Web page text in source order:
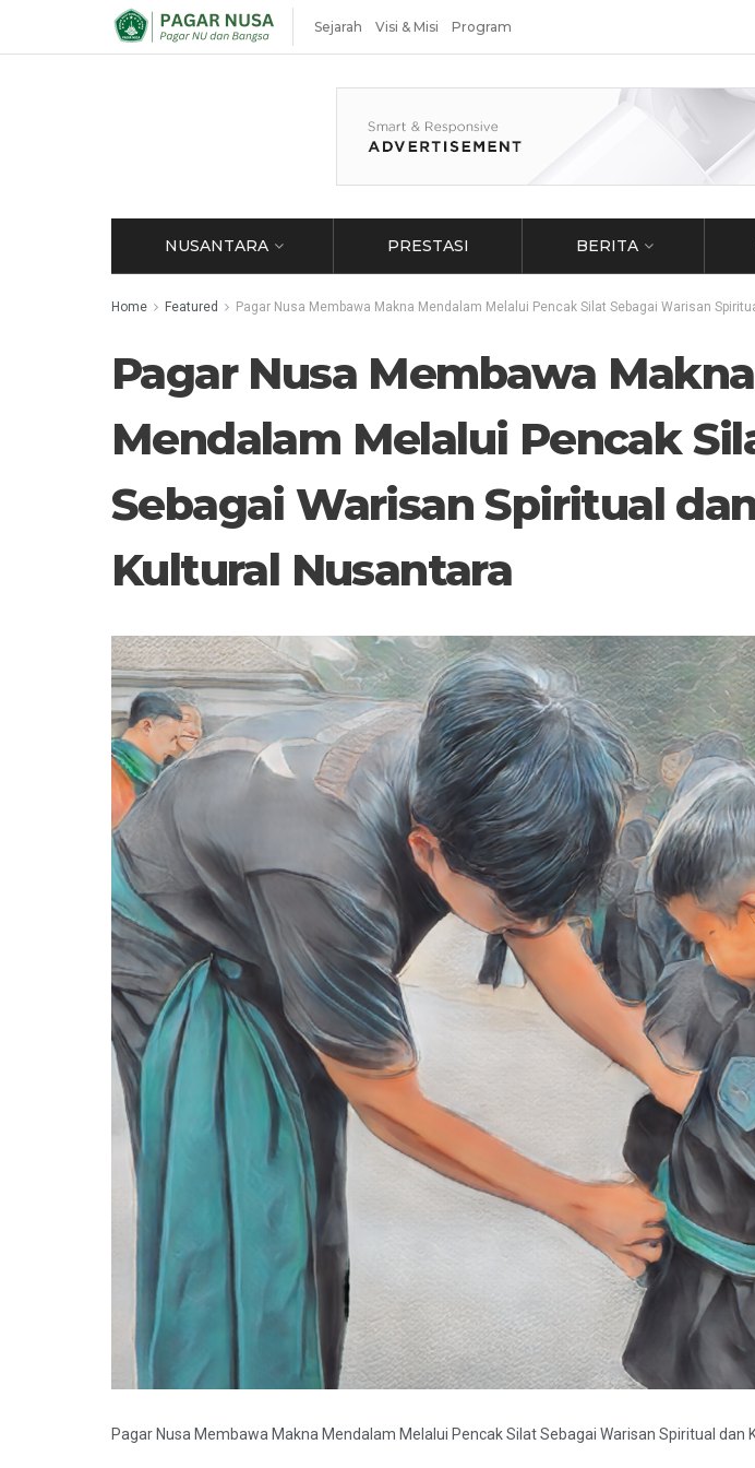
Sejarah Visi & Misi Program
NUSANTARA PRESTASI BERITA
Home Featured Pagar Nusa Membawa Makna Mendalam Melalui Pencak Silat Sebagai Warisan
Pagar Nusa Membawa Makna
Mendalam Melalui Pencak
Sebagai Warisan Spiritual
Kultural Nusantara
Pagar Nusa Membawa Makna Mendalam Melalui Pencak Silat Sebagai Warisan Spiritual dan